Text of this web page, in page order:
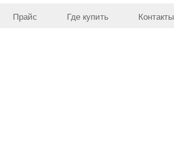
Прайс Где купить Контакты